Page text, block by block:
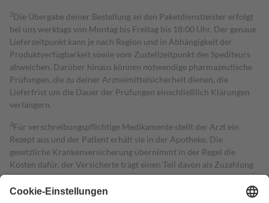
3Die Übergabe deiner Bestellung an den Paketdienstleister erfolgt
bei uns werktags von Montag bis Freitag bis 18:00 Uhr. Der genaue
Lieferzeitpunkt kann je nach Region und in Abhängigkeit der
Produktverfügbarkeit sowie vom Zustellzeitpunkt des Spediteurs
abweichen. Darüber hinaus können notwendige pharmazeutische
Prüfungen, die zu deiner Arzneimittelsicherheit dienen, die
Lieferfrist um die Dauer der Prüfungen einschließlich Klärungen
verlängern.
4Für verschreibungspflichtige Medikamente stellt der Arzt ein
Rezept aus und der Patient erhält sie in der Apotheke. Die
gesetzliche Krankenversicherung übernimmt in der Regel die
Kosten dafür, der Versicherte trägt einen Teil davon als Zuzahlung
mit.
Grundsätzlich leisten Mitglieder Zuzahlungen in Höhe von zehn